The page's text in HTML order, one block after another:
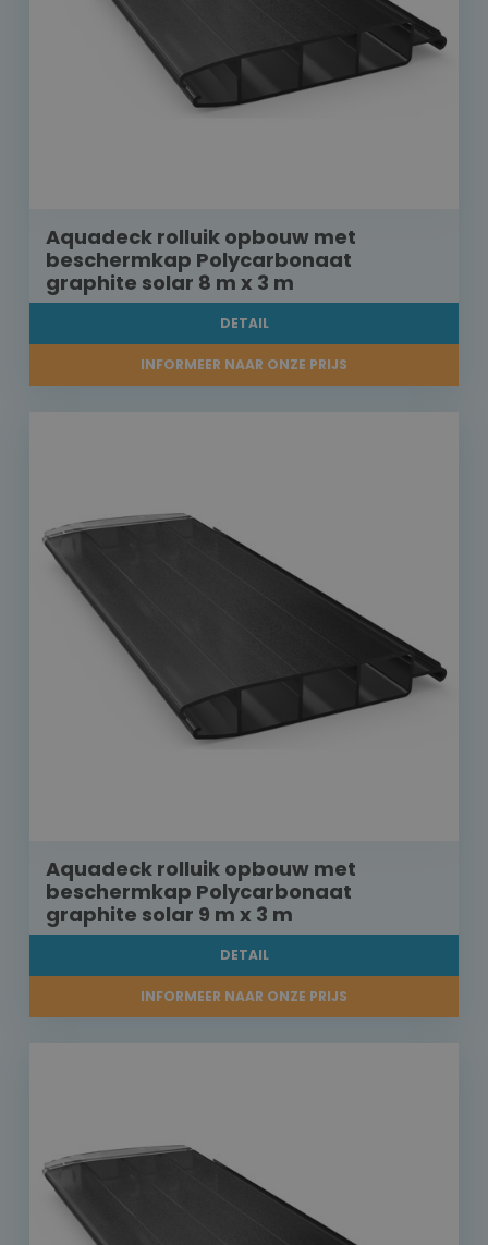
Aquadeck rolluik opbouw met
beschermkap Polycarbonaat
graphite solar 8 m x 3 m
DETAIL
INFORMEER NAAR ONZE PRIJS
Aquadeck rolluik opbouw met
beschermkap Polycarbonaat
graphite solar 9 m x 3 m
DETAIL
INFORMEER NAAR ONZE PRIJS